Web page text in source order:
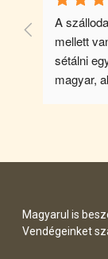
A
mellett
sétálni
magyar,
kedves
megnézni.
Magyarul is
Vendégeinket